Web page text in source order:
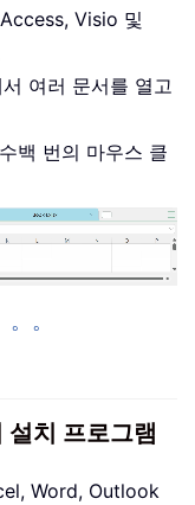
Visio 및
여러 문서를 열고
백 번의 마우스 클
。
치 프로그램
Word, Outlook